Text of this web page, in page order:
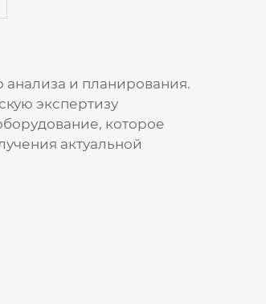
анализа и планирования.
экспертизу
которое
актуальной